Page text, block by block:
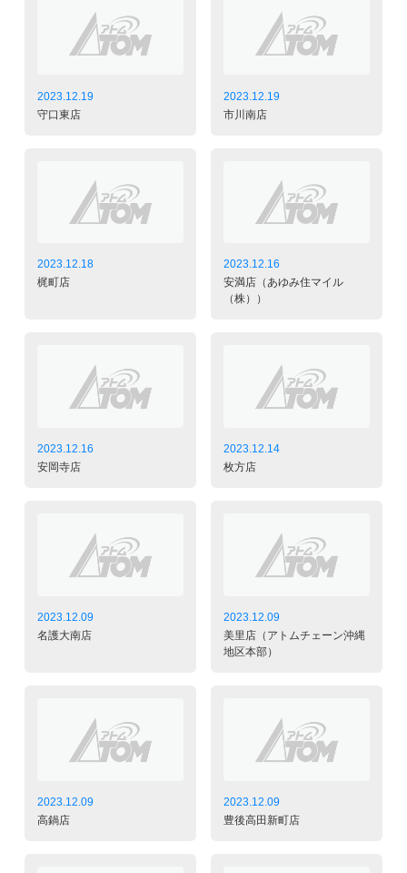
2023.12.19
守口東店
2023.12.19
市川南店
2023.12.18
梶町店
2023.12.16
安満店（あゆみ住マイル
（株））
2023.12.16
安岡寺店
2023.12.14
枚方店
2023.12.09
名護大南店
2023.12.09
美里店（アトムチェーン沖縄
地区本部）
2023.12.09
高鍋店
2023.12.09
豊後高田新町店